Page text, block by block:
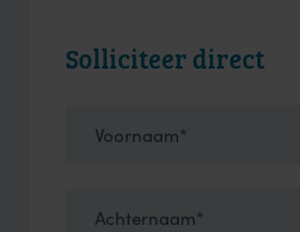
Solliciteer direct
Voornaam*
Achternaam*